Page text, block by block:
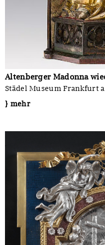
Altenberger Madonna
Städel Museum Frankfurt
} mehr